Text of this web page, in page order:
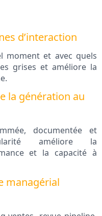
d’interaction
moment et avec quels
grises et améliore la
la génération au
documentée et
améliore la
et la capacité à
managérial